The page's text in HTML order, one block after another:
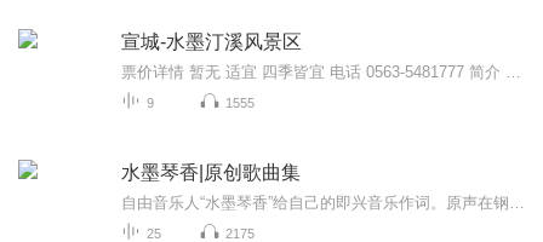
宣城-水墨汀溪风景区
9 1555
水墨琴香|原创歌曲集
25 2175